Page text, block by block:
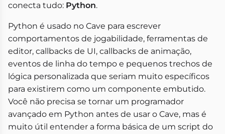
conecta tudo: Python.
Python é usado no Cave para escrever
comportamentos de jogabilidade, ferramentas de
editor, callbacks de UI, callbacks de animação,
eventos de linha do tempo e pequenos trechos de
lógica personalizada que seriam muito específicos
para existirem como um componente embutido.
Você não precisa se tornar um programador
avançado em Python antes de usar o Cave, mas é
muito útil entender a forma básica de um script do